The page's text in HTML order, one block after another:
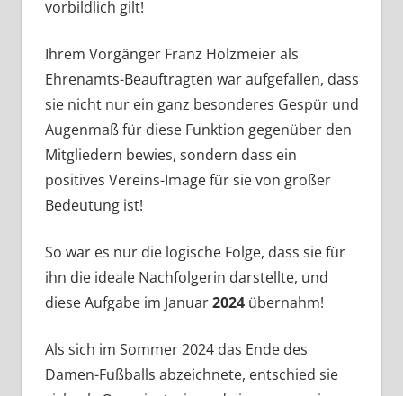
vorbildlich gilt!
Ihrem Vorgänger Franz Holzmeier als
Ehrenamts-Beauftragten war aufgefallen, dass
sie nicht nur ein ganz besonderes Gespür und
Augenmaß für diese Funktion gegenüber den
Mitgliedern bewies, sondern dass ein
positives Vereins-Image für sie von großer
Bedeutung ist!
So war es nur die logische Folge, dass sie für
ihn die ideale Nachfolgerin darstellte, und
diese Aufgabe im Januar2024übernahm!
Als sich im Sommer 2024 das Ende des
Damen-Fußballs abzeichnete, entschied sie